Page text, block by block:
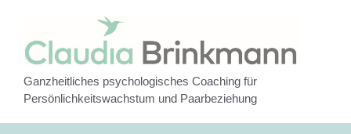
springen
Ganzheitliches psychologisches Coaching für
Persönlichkeitswachstum und Paarbeziehung